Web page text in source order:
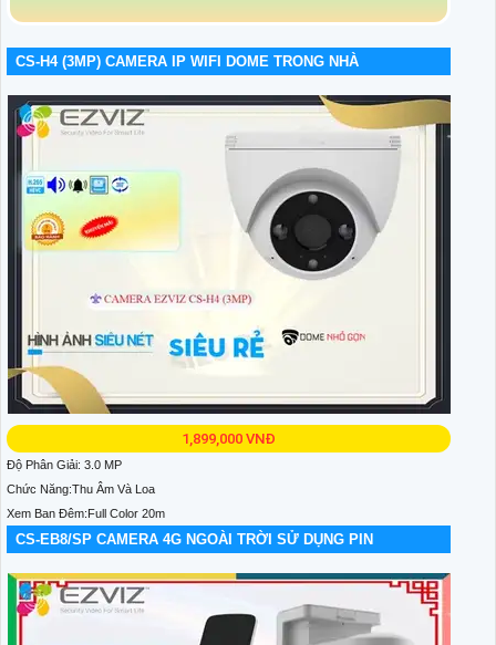
CS-H4 (3MP) CAMERA IP WIFI DOME TRONG NHÀ
1,899,000 VNĐ
Độ Phân Giải: 3.0 MP
Chức Năng:Thu Âm Và Loa
Xem Ban Đêm:Full Color 20m
CS-EB8/SP CAMERA 4G NGOÀI TRỜI SỬ DỤNG PIN